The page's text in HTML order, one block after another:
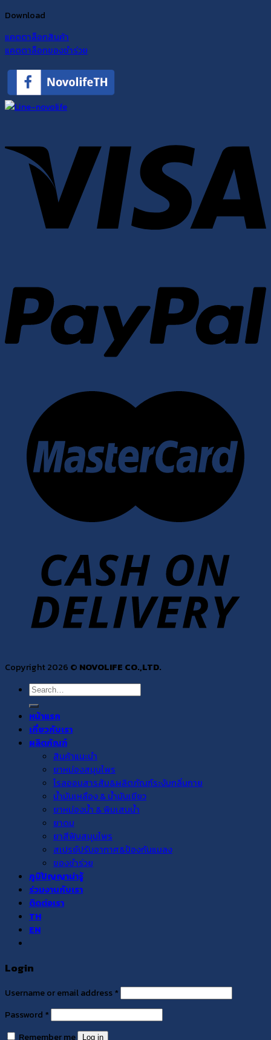
Download
แคตตาล็อกสินค้า
แคตตาล็อกของชำร่วย
Copyright 2026 © NOVOLIFE CO.,LTD.
Search
for:
หน้าแรก
เกี่ยวกับเรา
ผลิตภัณฑ์
สินค้าแนะนำ
ยาหม่องสมุนไพร
โรลออนสารส้ม&ผลิตภัณฑ์ระงับกลิ่นกาย
น้ำมันเหลือง & น้ำมันเขียว
ยาหม่องน้ำ & พิมเสนน้ำ
ยาดม
ยาสีฟันสมุนไพร
สเปรย์ปรับอากาศ&ป้องกันแมลง
ของชำร่วย
ภูมิปัญญาน่ารู้
ร่วมงานกับเรา
ติดต่อเรา
TH
EN
Login
Username or email address*
Password *
Remember me
Log in